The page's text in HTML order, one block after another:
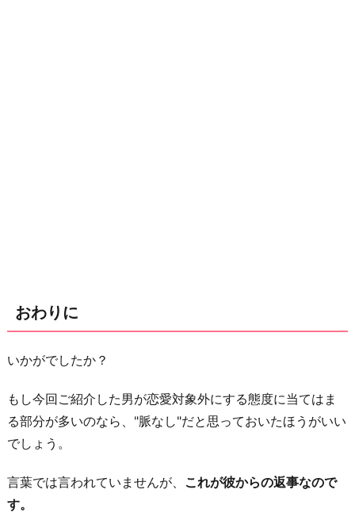
おわりに
いかがでしたか？
もし今回ご紹介した男が恋愛対象外にする態度に当てはま
る部分が多いのなら、"脈なし"だと思っておいたほうがいい
でしょう。
言葉では言われていませんが、 これが彼からの返事なので
す。